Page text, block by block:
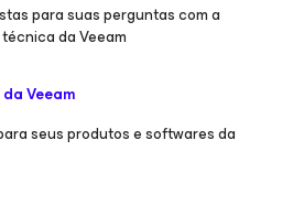
para suas perguntas com a
da Veeam
Veeam
seus produtos e softwares da